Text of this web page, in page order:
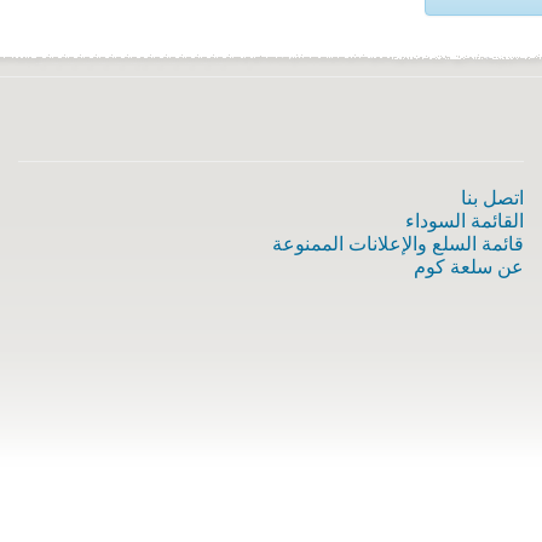
اتصل بنا
القائمة السوداء
قائمة السلع والإعلانات الممنوعة
عن سلعة كوم